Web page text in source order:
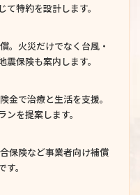
特約を設計します。
。火災だけでなく台風・
保険も案内します。
金で治療と生活を支援。
を提案します。
保険など事業者向け補償
。